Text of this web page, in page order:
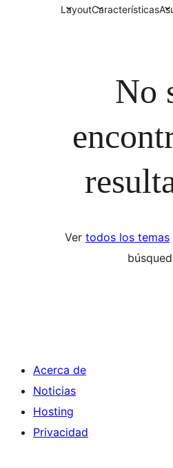
LayoutCaracterísticas
No
Ver todos los temas
Acerca de
Noticias
Hosting
Privacidad